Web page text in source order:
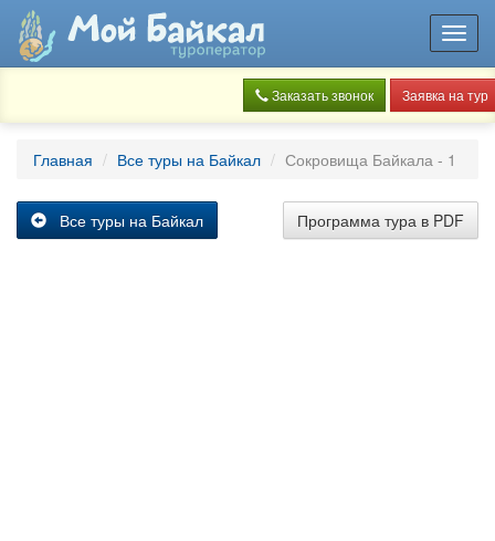
Заказать звонок Заявка на тур
Главная Все туры на Байкал Сокровища Байкала - 1
Программа тура в PDF
Все туры на Байкал